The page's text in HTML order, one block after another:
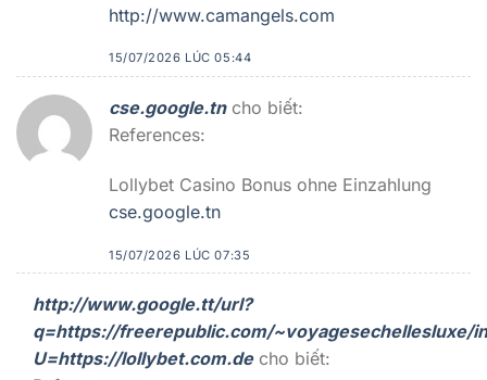
http://www.camangels.com
15/07/2026 LÚC 05:44
cse.google.tn cho biết:
References:
Lollybet Casino Bonus ohne Einzahlung
cse.google.tn
15/07/2026 LÚC 07:35
http://www.google.tt/url?
q=https://freerepublic.com/~voyagesechellesluxe/
U=https://lollybet.com.de cho biết: